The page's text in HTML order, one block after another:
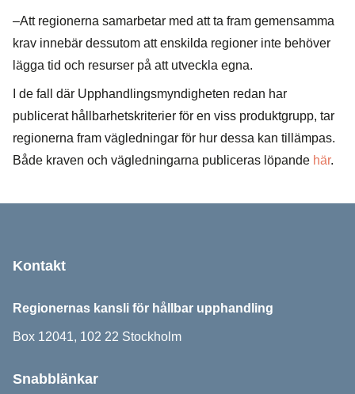
–Att regionerna samarbetar med att ta fram gemensamma
krav innebär dessutom att enskilda regioner inte behöver
lägga tid och resurser på att utveckla egna.
I de fall där Upphandlingsmyndigheten redan har
publicerat hållbarhetskriterier för en viss produktgrupp, tar
regionerna fram vägledningar för hur dessa kan tillämpas.
Både kraven och vägledningarna publiceras löpande här.
Kontakt
Regionernas kansli för hållbar upphandling
Box 12041, 102 22 Stockholm
Snabblänkar